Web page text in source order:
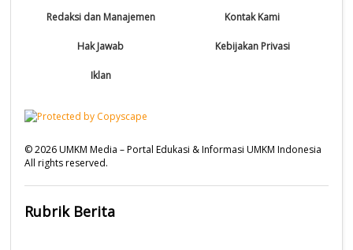
Redaksi dan Manajemen Kontak Kami
Hak Jawab Kebijakan Privasi
Iklan
©2026UMKM Media – Portal Edukasi & Informasi UMKM Indonesia
All rights reserved.
Rubrik Berita